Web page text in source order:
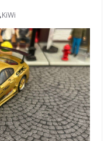
KiWi